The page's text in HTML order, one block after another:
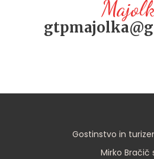
Gostinstvo in
Mirko Bračič